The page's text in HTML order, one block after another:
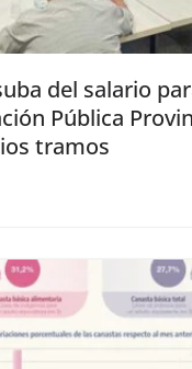
del salario
Pública
tramos